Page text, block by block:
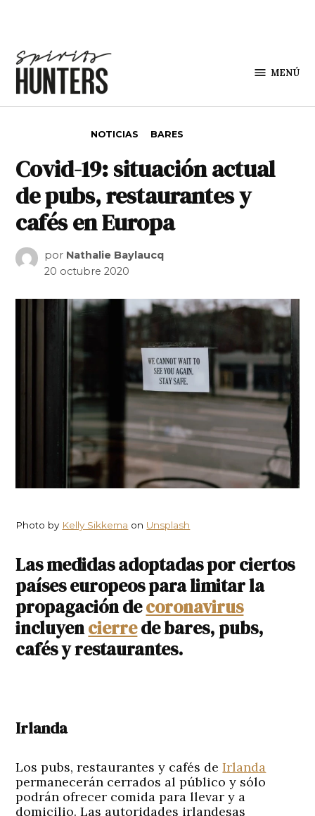
MENÚ
NOTICIAS BARES
Covid-19: situación actual
de pubs, restaurantes y
cafés en Europa
por Nathalie Baylaucq
20 octubre 2020
Photo by Kelly Sikkema on Unsplash
Las medidas adoptadas por ciertos
países europeos para limitar la
propagación decoronavirus
incluyencierrede bares, pubs,
cafés y restaurantes.
Irlanda
Los pubs, restaurantes y cafés deIrlanda
permanecerán cerrados al público y sólo
podrán ofrecer comida para llevar y a
domicilio. Las autoridades irlandesas